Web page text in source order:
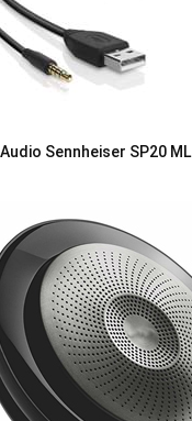
Sennheiser SP20 ML